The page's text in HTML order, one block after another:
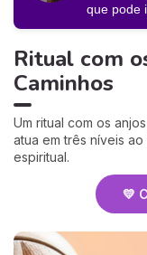
que pode
Ritual com
Caminhos
Um ritual com os
atua em três níveis
espiritual.
💛